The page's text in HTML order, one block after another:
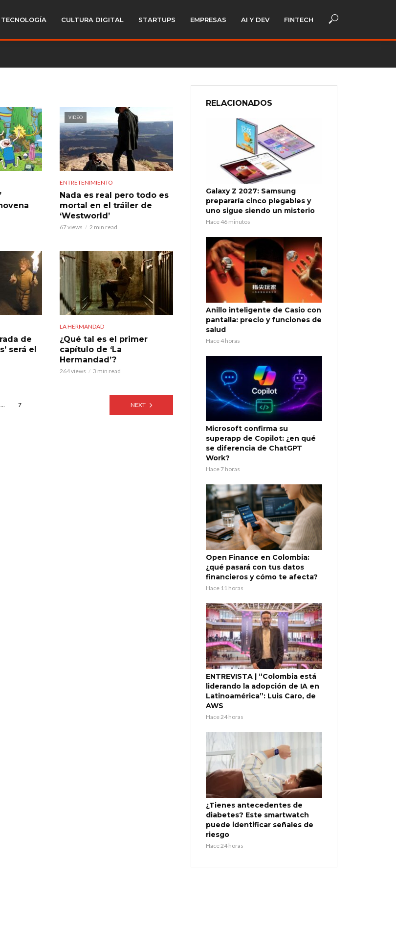
TECNOLOGÍA CULTURA DIGITAL STARTUPS EMPRESAS AI Y DEV FINTECH
VIDEO
ENTRETENIMIENTO
Nada es real pero todo es
mortal en el tráiler de
‘Westworld’
67 views 2 min read
de
será el
LA HERMANDAD
¿Qué tal es el primer
capítulo de ‘La
Hermandad’?
264 views 3 min read
… 7 NEXT
RELACIONADOS
Galaxy Z 2027: Samsung
prepararía cinco plegables y
uno sigue siendo un misterio
Hace 46 minutos
Anillo inteligente de Casio con
pantalla: precio y funciones de
salud
Hace 4 horas
Microsoft confirma su
superapp de Copilot: ¿en qué
se diferencia de ChatGPT
Work?
Hace 7 horas
Open Finance en Colombia:
¿qué pasará con tus datos
financieros y cómo te afecta?
Hace 11 horas
ENTREVISTA | “Colombia está
liderando la adopción de IA en
Latinoamérica”: Luis Caro, de
AWS
Hace 24 horas
¿Tienes antecedentes de
diabetes? Este smartwatch
puede identificar señales de
riesgo
Hace 24 horas